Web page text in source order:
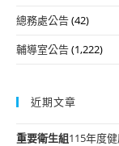
總務處公告(42)
輔導室公告(1,222)
近期文章
重要衛生組115年度